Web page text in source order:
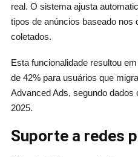
real. O sistema ajusta
tipos de anúncios baseado nos
coletados.
Esta funcionalidade resultou
de 42% para usuários que
Advanced Ads, segundo
2025.
Suporte a redes